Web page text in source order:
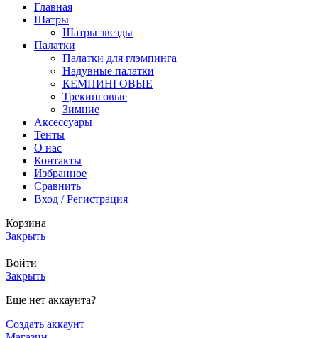
Главная
Шатры
Шатры звезды
Палатки
Палатки для глэмпинга
Надувные палатки
КЕМПИНГОВЫЕ
Трекинговые
Зимние
Аксессуары
Тенты
О нас
Контакты
Избранное
Сравнить
Вход / Регистрация
Корзина
Закрыть
Войти
Закрыть
Еще нет аккаунта?
Создать аккаунт